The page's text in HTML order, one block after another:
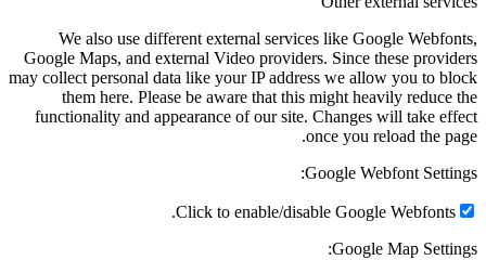
We also use different external services like Google
Google Maps, and external Video providers. Since these
may collect personal data like your IP address we allow you to
them here. Please be aware that this might heavily
functionality and appearance of our site. Changes will take
once you reload the
Google Webfont
Click to enable/disable Google
Google Map